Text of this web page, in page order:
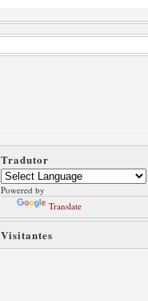
Tradutor
Powered by
Translate
Visitantes